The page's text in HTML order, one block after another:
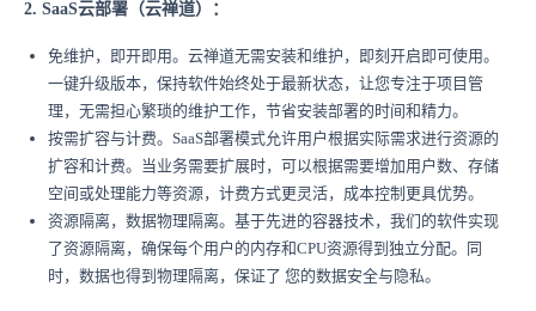
2. SaaS云部署（云禅道）：
免维护，即开即用。云禅道无需安装和维护，即刻开启即可使用。
一键升级版本，保持软件始终处于最新状态，让您专注于项目管
理，无需担心繁琐的维护工作，节省安装部署的时间和精力。
按需扩容与计费。SaaS部署模式允许用户根据实际需求进行资源的
扩容和计费。当业务需要扩展时，可以根据需要增加用户数、存储
空间或处理能力等资源，计费方式更灵活，成本控制更具优势。
资源隔离，数据物理隔离。基于先进的容器技术，我们的软件实现
了资源隔离，确保每个用户的内存和CPU资源得到独立分配。同
时，数据也得到物理隔离，保证了 您的数据安全与隐私。